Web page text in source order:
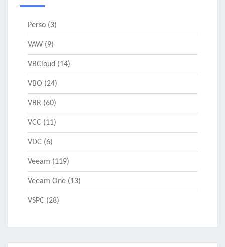
Perso (3)
VAW (9)
VBCloud (14)
VBO (24)
VBR (60)
VCC (11)
VDC (6)
Veeam (119)
Veeam One (13)
VSPC (28)